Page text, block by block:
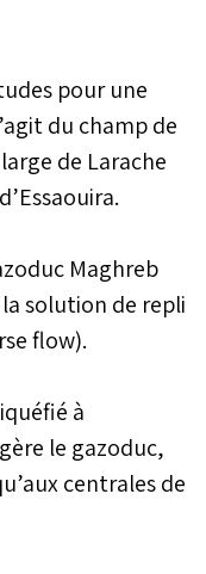
pour une
du champ de
de Larache
Maghreb
solution de repli
flow).
à
le gazoduc,
centrales de